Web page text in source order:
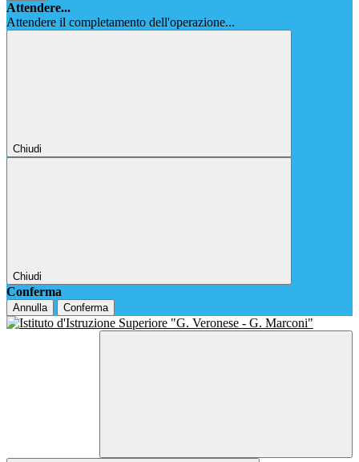
Attendere...
Attendere il completamento dell'operazione...
Chiudi
Chiudi
Conferma
Annulla Conferma